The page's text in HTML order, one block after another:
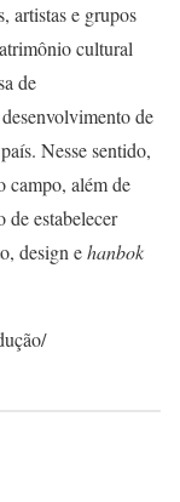
artistas e grupos
cultural
de
de
Nesse sentido,
campo, além de
estabelecer
design ehanbok